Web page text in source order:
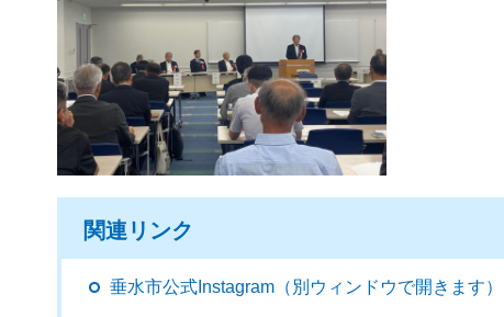
関連リンク
垂水市公式Instagram（別ウィンドウで開きます）